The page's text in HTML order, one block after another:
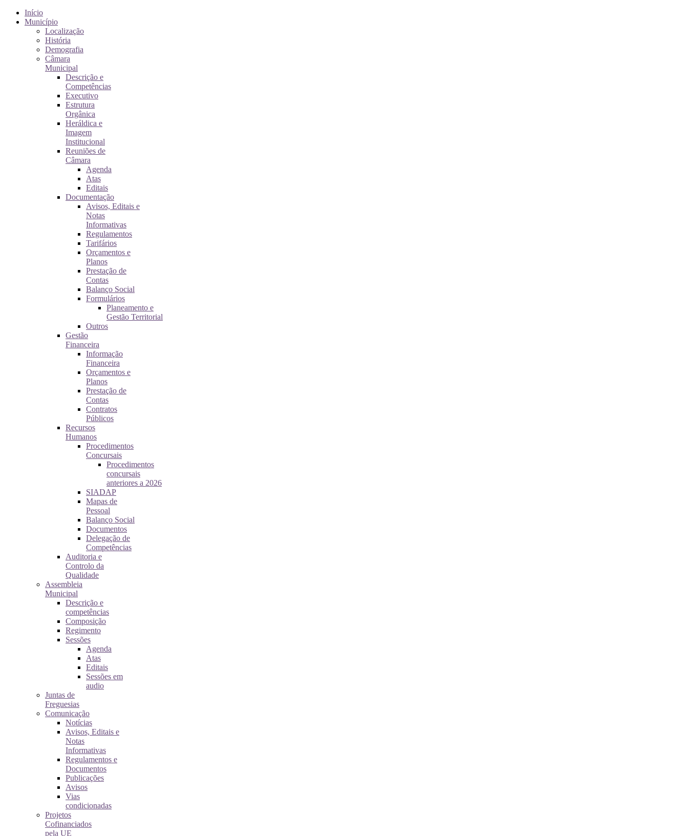
Início
Município
Localização
História
Demografia
Câmara
Municipal
Descrição e
Competências
Executivo
Estrutura
Orgânica
Heráldica e
Imagem
Institucional
Reuniões de
Câmara
Agenda
Atas
Editais
Documentação
Avisos, Editais e
Notas
Informativas
Regulamentos
Tarifários
Orçamentos e
Planos
Prestação de
Contas
Balanço Social
Formulários
Planeamento e
Gestão Territorial
Outros
Gestão
Financeira
Informação
Financeira
Orçamentos e
Planos
Prestação de
Contas
Contratos
Públicos
Recursos
Humanos
Procedimentos
Concursais
Procedimentos
concursais
anteriores a 2026
SIADAP
Mapas de
Pessoal
Balanço Social
Documentos
Delegação de
Competências
Auditoria e
Controlo da
Qualidade
Assembleia
Municipal
Descrição e
competências
Composição
Regimento
Sessões
Agenda
Atas
Editais
Sessões em
audio
Juntas de
Freguesias
Comunicação
Notícias
Avisos, Editais e
Notas
Informativas
Regulamentos e
Documentos
Publicações
Avisos
Vias
condicionadas
Projetos
Cofinanciados
pela UE